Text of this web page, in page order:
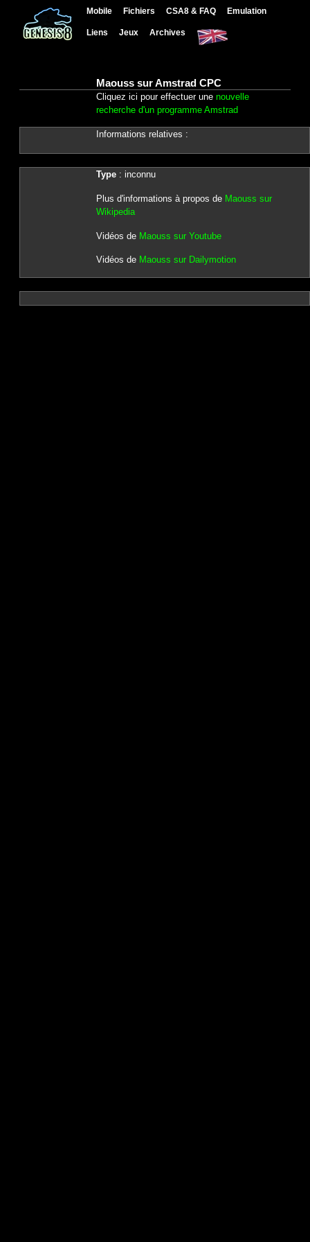
Mobile Fichiers CSA8 & FAQ Emulation
Liens Jeux Archives
Maouss sur Amstrad CPC
Cliquez ici pour effectuer une nouvelle
recherche d'un programme Amstrad
Informations relatives :
Type: inconnu
Plus d'informations à propos de Maouss sur
Wikipedia
Vidéos de Maouss sur Youtube
Vidéos de Maouss sur Dailymotion